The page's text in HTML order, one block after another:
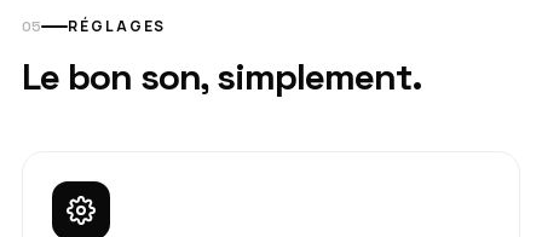
RÉGLAGES
Le bon son, simplement.